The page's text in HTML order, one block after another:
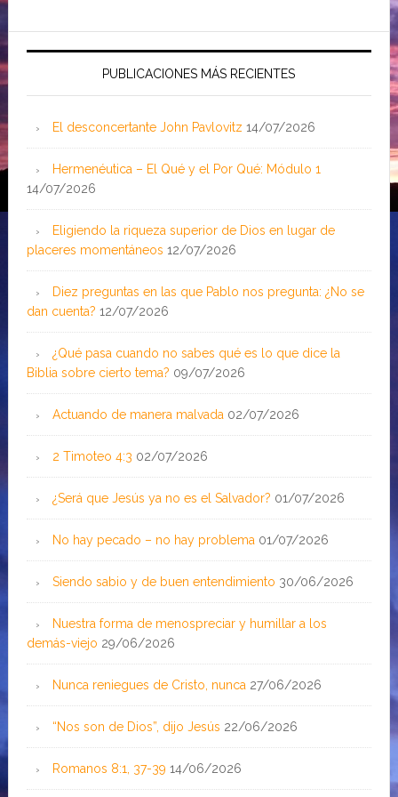
PUBLICACIONES MÁS RECIENTES
El desconcertante John Pavlovitz 14/07/2026
Hermenéutica – El Qué y el Por Qué: Módulo 1
14/07/2026
Eligiendo la riqueza superior de Dios en lugar de
placeres momentáneos 12/07/2026
Diez preguntas en las que Pablo nos pregunta: ¿No se
dan cuenta? 12/07/2026
¿Qué pasa cuando no sabes qué es lo que dice la
Biblia sobre cierto tema? 09/07/2026
Actuando de manera malvada 02/07/2026
2 Timoteo 4:3 02/07/2026
¿Será que Jesús ya no es el Salvador? 01/07/2026
No hay pecado – no hay problema 01/07/2026
Siendo sabio y de buen entendimiento 30/06/2026
Nuestra forma de menospreciar y humillar a los
demás-viejo 29/06/2026
Nunca reniegues de Cristo, nunca 27/06/2026
“Nos son de Dios”, dijo Jesús 22/06/2026
Romanos 8:1, 37-39 14/06/2026